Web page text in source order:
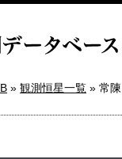
» 観測恒星一覧 » 常陳